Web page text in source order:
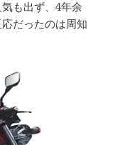
も出ず、4年余
だったのは周知